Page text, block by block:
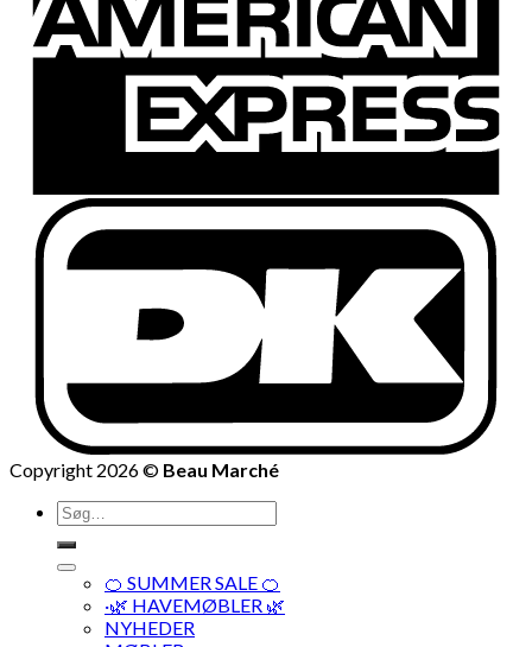
Copyright 2026 © Beau Marché
Søg
efter:
🍊 SUMMER SALE 🍊
·🌿 HAVEMØBLER 🌿
NYHEDER